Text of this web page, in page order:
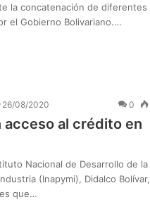
la concatenación de diferentes
el Gobierno Bolivariano.…
26/08/2020 0
acceso al crédito en
Nacional de Desarrollo de la
(Inapymi), Didalco Bolívar,
que…